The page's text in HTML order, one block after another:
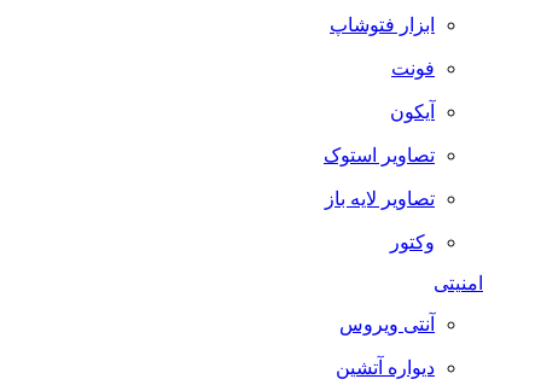
ابزار فتوشاپ
فونت
آیکون
تصاویر استوک
تصاویر لایه باز
وکتور
امنیتی
آنتی ویروس
دیواره آتشین